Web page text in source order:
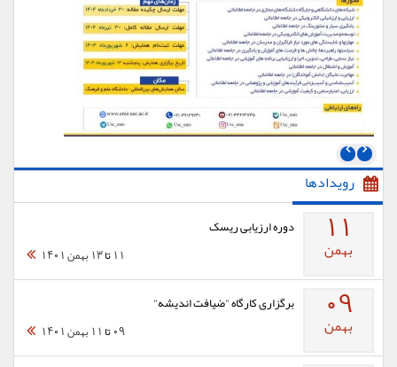
رویدادها
11
بهمن
دوره ارزيابی ريسک
11تا
09
بهمن
برگزاری كارگاه "ضيافت انديشه"
09تا